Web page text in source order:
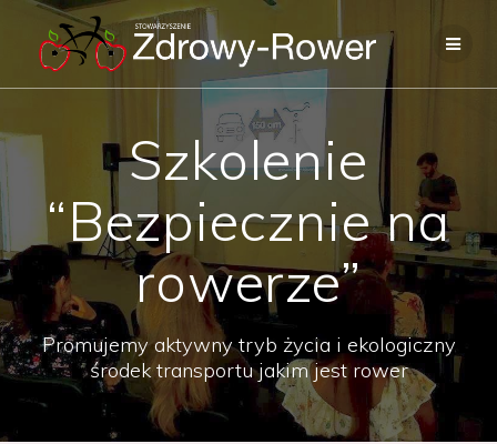
Skip
content
Szkolenie
“Bezpiecznie na
rowerze”
Promujemy aktywny tryb życia i ekologiczny
środek transportu jakim jest rower